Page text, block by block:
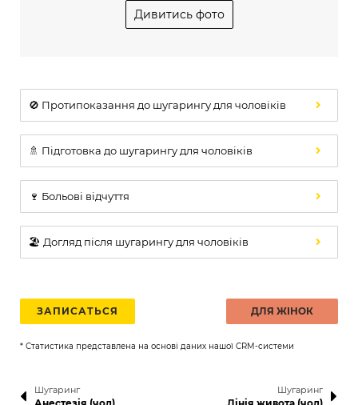
Дивитись фото
🚫 Протипоказання до шугарингу для чоловіків
🚿 Підготовка до шугарингу для чоловіків
🍷 Больові відчуття
🏖️ Догляд після шугарингу для чоловіків
ЗАПИСАТЬСЯ ДЛЯ ЖІНОК
* Статистика представлена на основі даних нашої CRM-системи
Шугаринг Шугаринг